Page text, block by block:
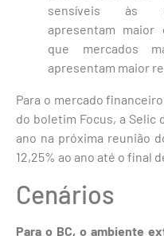
sensíveis às
apresentam maior
que mercados
apresentam maior
Para o mercado
do boletim Focus, a Selic
ano na próxima reunião
12,25% ao ano até o final
Cenários
Para o BC, o ambiente